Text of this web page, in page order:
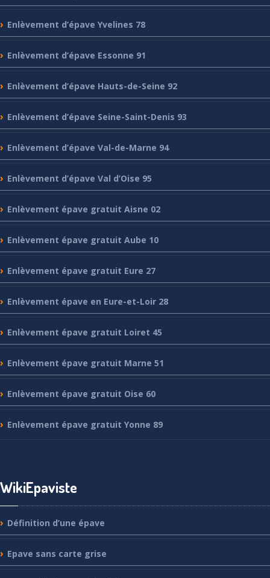
Enlèvement d’épave Yvelines 78
Enlèvement d’épave Essonne 91
Enlèvement d’épave Hauts-de-Seine 92
Enlèvement d’épave Seine-Saint-Denis 93
Enlèvement d’épave Val-de-Marne 94
Enlèvement d’épave Val d’Oise 95
Enlèvement épave gratuit Aisne 02
Enlèvement épave gratuit Aube 10
Enlèvement épave gratuit Eure 27
Enlèvement épave en Eure-et-Loir 28
Enlèvement épave gratuit Loiret 45
Enlèvement épave gratuit Marne 51
Enlèvement épave gratuit Oise 60
Enlèvement épave gratuit Yonne 89
WikiEpaviste
Définition d’une épave
Epave sans carte grise